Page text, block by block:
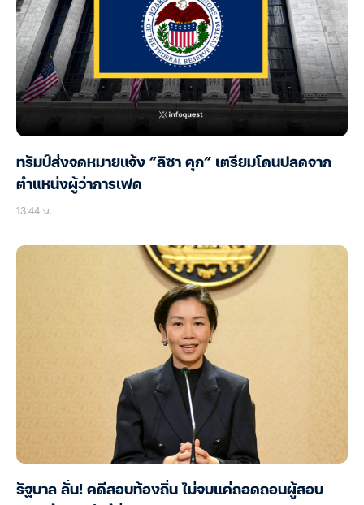
ทรัมป์ส่งจดหมายแจ้ง “ลิซา คุก” เตรียมโดนปลดจาก
ตำแหน่งผู้ว่าการเฟด
13:44 น.
รัฐบาล ลั่น! คดีสอบท้องถิ่น ไม่จบแค่ถอดถอนผู้สอบ